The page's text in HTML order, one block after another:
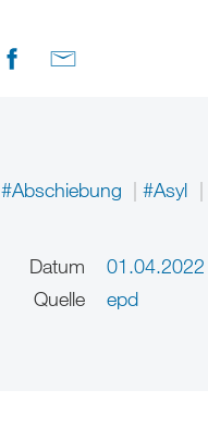
#Abschiebung #Asyl
Datum
01.04.2022
Quelle
epd